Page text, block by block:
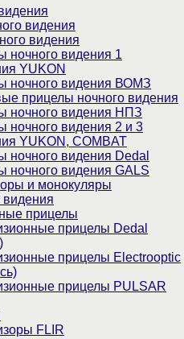
видения
видения
ночного видения 1
YUKON
ночного видения ВОМЗ
прицелы ночного видения
ночного видения НПЗ
ночного видения 2 и 3
YUKON, COMBAT
ночного видения Dedal
ночного видения GALS
и монокуляры
видения
прицелы
прицелы Dedal
прицелы Electrooptic
прицелы PULSAR
FLIR